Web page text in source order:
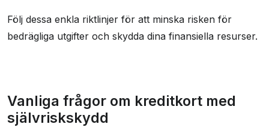
Följ dessa enkla riktlinjer för att minska risken för
bedrägliga utgifter och skydda dina finansiella resurser.
Vanliga frågor om kreditkort med
självriskskydd